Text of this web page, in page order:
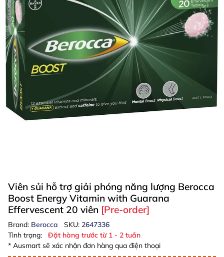
Viên sủi hỗ trợ giải phóng năng lượng Berocca
Boost Energy Vitamin with Guarana
Effervescent 20 viên [Pre-order]
Brand: Berocca SKU: 2647336
Tình trạng:
Đặt hàng trước từ 1 - 2 tuần
* Ausmart sẽ xác nhận đơn hàng qua điện thoại